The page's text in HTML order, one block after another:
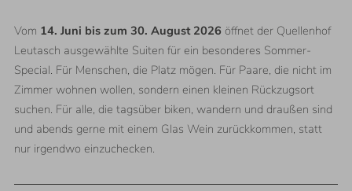
14.08.2026
16.08.-
21.08.2026
23.08.-
28.08.2026
⬝
3
Nächte
Vom 14. Juni bis zum 30. August 2026 öffnet der Quellenhof
Leutasch ausgewählte Suiten für ein besonderes Sommer-
Special. Für Menschen, die Platz mögen. Für Paare, die nicht im
Zimmer wohnen wollen, sondern einen kleinen Rückzugsort
suchen. Für alle, die tagsüber biken, wandern und draußen sind
und abends gerne mit einem Glas Wein zurückkommen, statt
nur irgendwo einzuchecken.